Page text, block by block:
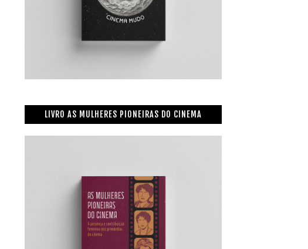
LIVRO AS MULHERES PIONEIRAS DO CINEMA